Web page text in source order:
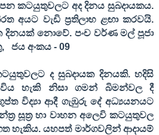
කටයුතුවලට අද දිනය සුබදායකය.
අයට වැඩි ප්‍රතිලාභ ළඟා කරවයි.
දිනයක් නොවේ. පංච වර්ණ මල් පූජා
, ජය අංකය -09
ද සුබදායක දිනයකි. හදිසි
හැකි නිසා ගමන් බිමන්වල දී
විද්‍යා ආදී ගැඹුරු දේ අධ්‍යයනයට
සූත්‍ර හා වාහන අලෙවි කටයුතුවල
හැකිය. යහපත් මාර්ගවලින් ආදායම්